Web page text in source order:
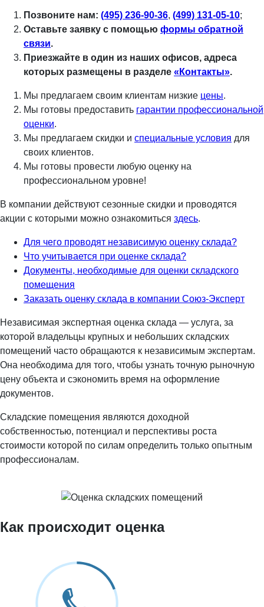
Позвоните нам: (495) 236-90-36, (499) 131-05-10;
Оставьте заявку с помощью формы обратной
связи.
Приезжайте в один из наших офисов, адреса
которых размещены в разделе «Контакты».
Мы предлагаем своим клиентам низкие цены.
Мы готовы предоставить гарантии профессиональной
оценки.
Мы предлагаем скидки и специальные условия для
своих клиентов.
Мы готовы провести любую оценку на
профессиональном уровне!
В компании действуют сезонные скидки и проводятся
акции с которыми можно ознакомиться здесь.
Для чего проводят независимую оценку склада?
Что учитывается при оценке склада?
Документы, необходимые для оценки складского
помещения
Заказать оценку склада в компании Союз-Эксперт
Независимая экспертная оценка склада — услуга, за
которой владельцы крупных и небольших складских
помещений часто обращаются к независимым экспертам.
Она необходима для того, чтобы узнать точную рыночную
цену объекта и сэкономить время на оформление
документов.
Складские помещения являются доходной
собственностью, потенциал и перспективы роста
стоимости которой по силам определить только опытным
профессионалам.
Как происходит оценка